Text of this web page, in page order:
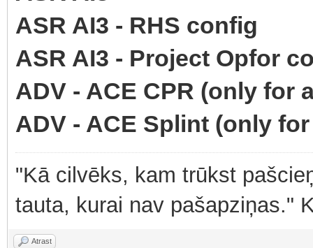
ASR AI3 - RHS config
ASR AI3 - Project Opfor
ADV - ACE CPR (only for
ADV - ACE Splint (only
"Kā cilvēks, kam trūkst
tauta, kurai nav pašapziņas."
Atrast